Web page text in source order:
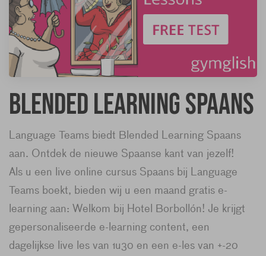
Blended Learning Spaans
Language Teams biedt Blended Learning Spaans
aan. Ontdek de nieuwe Spaanse kant van jezelf!
Als u een live online cursus Spaans bij Language
Teams boekt, bieden wij u een maand gratis e-
learning aan: Welkom bij Hotel Borbollón! Je krijgt
gepersonaliseerde e-learning content, een
dagelijkse live les van 1u30 en een e-les van +-20